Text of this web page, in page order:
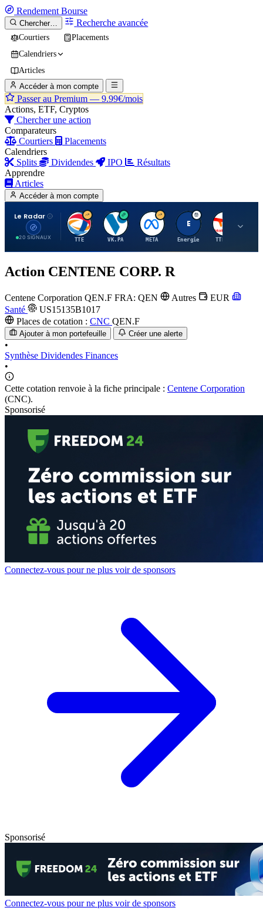
Rendement Bourse
Chercher… Recherche avancée
Courtiers
Placements
Calendriers
Articles
Accéder à mon compte
Passer au Premium — 9.99€/mois
Actions, ETF, Cryptos
Chercher une action
Comparateurs
Courtiers
Placements
Calendriers
Splits
Dividendes IPO
Résultats
Apprendre
Articles
Accéder à mon compte
Le Radar
20 SIGNAUX
T
TTE
V
VK.PA
M
META
E
Energie
T
TTE.PA
Action CENTENE CORP. R
Centene Corporation QEN.F FRA: QEN Autres
EUR
Santé
US15135B1017
Places de cotation : CNC QEN.F
Ajouter à mon portefeuille Créer une alerte
•
Synthèse Dividendes Finances
•
Cette cotation renvoie à la fiche principale : Centene Corporation
(CNC).
Sponsorisé
Connectez-vous pour ne plus voir de sponsors
Sponsorisé
Connectez-vous pour ne plus voir de sponsors